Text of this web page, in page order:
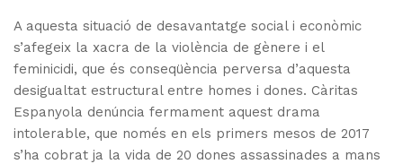
A aquesta situació de desavantatge social i econòmic
s’afegeix la xacra de la violència de gènere i el
feminicidi, que és conseqüència perversa d’aquesta
desigualtat estructural entre homes i dones. Càritas
Espanyola denúncia fermament aquest drama
intolerable, que només en els primers mesos de 2017
s’ha cobrat ja la vida de 20 dones assassinades a mans